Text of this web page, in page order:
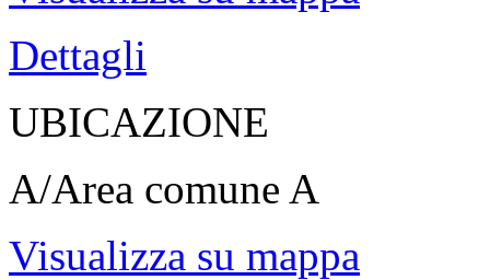
Dettagli
UBICAZIONE
A/Area comune A
Visualizza su mappa